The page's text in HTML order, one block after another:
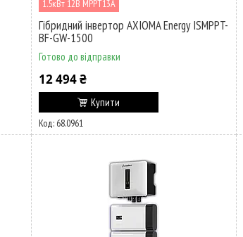
1.5кВт 12В MPPT13А
Гібридний інвертор AXIOMA Energy ISMPPT-
BF-GW-1500
Готово до відправки
12 494 ₴
Купити
68.0961